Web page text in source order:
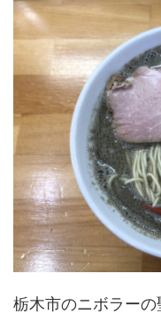
栃木市のニボラー